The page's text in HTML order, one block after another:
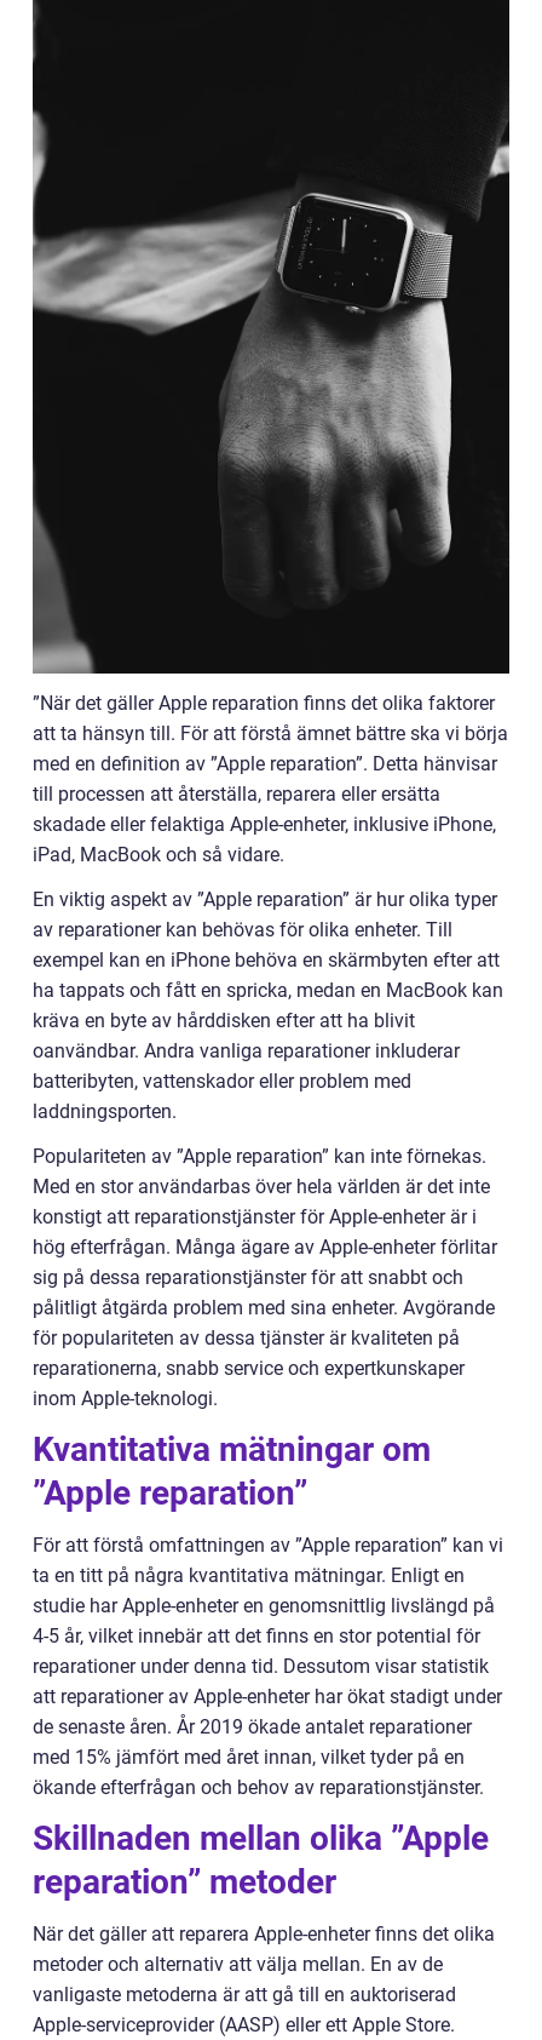
”När det gäller Apple reparation finns det olika faktorer
att ta hänsyn till. För att förstå ämnet bättre ska vi börja
med en definition av ”Apple reparation”. Detta hänvisar
till processen att återställa, reparera eller ersätta
skadade eller felaktiga Apple-enheter, inklusive iPhone,
iPad, MacBook och så vidare.
En viktig aspekt av ”Apple reparation” är hur olika typer
av reparationer kan behövas för olika enheter. Till
exempel kan en iPhone behöva en skärmbyten efter att
ha tappats och fått en spricka, medan en MacBook kan
kräva en byte av hårddisken efter att ha blivit
oanvändbar. Andra vanliga reparationer inkluderar
batteribyten, vattenskador eller problem med
laddningsporten.
Populariteten av ”Apple reparation” kan inte förnekas.
Med en stor användarbas över hela världen är det inte
konstigt att reparationstjänster för Apple-enheter är i
hög efterfrågan. Många ägare av Apple-enheter förlitar
sig på dessa reparationstjänster för att snabbt och
pålitligt åtgärda problem med sina enheter. Avgörande
för populariteten av dessa tjänster är kvaliteten på
reparationerna, snabb service och expertkunskaper
inom Apple-teknologi.
Kvantitativa mätningar om
”Apple reparation”
För att förstå omfattningen av ”Apple reparation” kan vi
ta en titt på några kvantitativa mätningar. Enligt en
studie har Apple-enheter en genomsnittlig livslängd på
4-5 år, vilket innebär att det finns en stor potential för
reparationer under denna tid. Dessutom visar statistik
att reparationer av Apple-enheter har ökat stadigt under
de senaste åren. År 2019 ökade antalet reparationer
med 15% jämfört med året innan, vilket tyder på en
ökande efterfrågan och behov av reparationstjänster.
Skillnaden mellan olika ”Apple
reparation” metoder
När det gäller att reparera Apple-enheter finns det olika
metoder och alternativ att välja mellan. En av de
vanligaste metoderna är att gå till en auktoriserad
Apple-serviceprovider (AASP) eller ett Apple Store.